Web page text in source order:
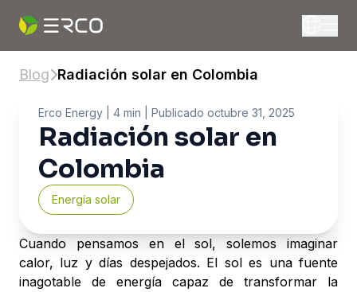
Blog Radiación solar en Colombia
Erco Energy | 4 min | Publicado octubre 31, 2025
Radiación solar en
Colombia
Energía solar
Cuando pensamos en el sol, solemos imaginar
calor, luz y días despejados. El sol es una fuente
inagotable de energía capaz de transformar la